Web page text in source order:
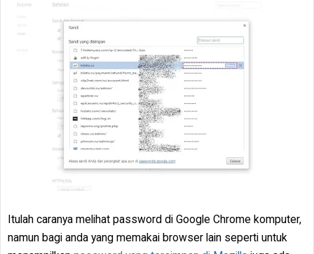
Itulah caranya melihat password di Google Chrome komputer,
namun bagi anda yang memakai browser lain seperti untuk